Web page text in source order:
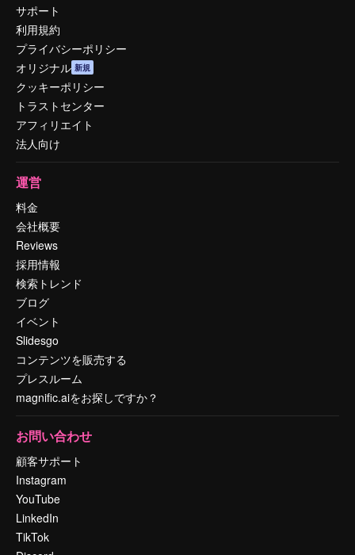
サポート
利用規約
プライバシーポリシー
オリジナル 新規
クッキーポリシー
トラストセンター
アフィリエイト
法人向け
運営
料金
会社概要
Reviews
採用情報
検索トレンド
ブログ
イベント
Slidesgo
コンテンツを販売する
プレスルーム
magnific.aiをお探しですか？
お問い合わせ
顧客サポート
Instagram
YouTube
LinkedIn
TikTok